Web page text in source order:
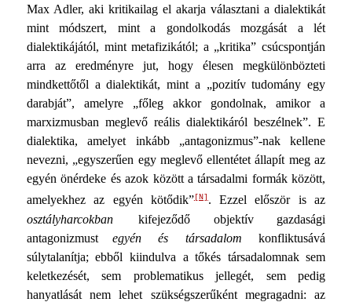
Max Adler, aki kritikailag el akarja választani a dialektikát
mint mód­szert, mint a gondolkodás mozgását a lét
dialektikájától, mint metafizikától; a „kritika” csúcspontján
arra az eredményre jut, hogy élesen megkülönbözteti
mindkettőtől a dialektikát, mint a „pozitív tudomány egy
darabját”, amelyre „főleg ak­kor gondolnak, amikor a
marxizmusban meglevő reális dia­lektikáról beszélnek”. E
dialektika, amelyet inkább „antagonizmus”-nak kellene
nevezni, „egyszerűen egy meglevő el­lentétet állapít meg az
egyén önérdeke és azok között a társadalmi formák között,
amelyekhez az egyén kötődik”[N] . Ez­zel először is az
osztályharcokbankifejeződő objektív gazda­sági
antagonizmustegyén és társadalomkonfliktusává
súlytalanítja; ebből kiindulva a tőkés társadalomnak sem
kelet­kezését, sem problematikus jellegét, sem pedig
hanyatlását nem lehet szükségszerűként megragadni: az